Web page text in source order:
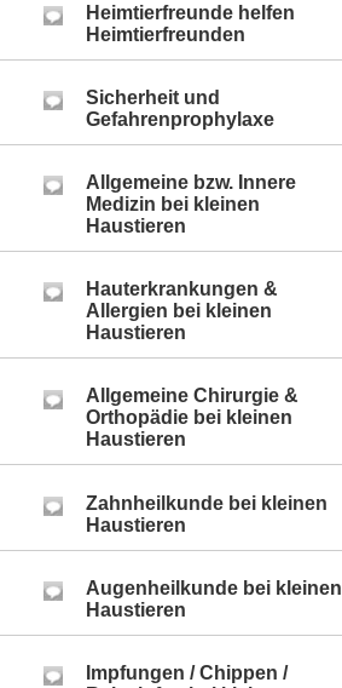
Heimtierfreunde helfen
Heimtierfreunden
Sicherheit und
Gefahrenprophylaxe
Allgemeine bzw. Innere
Medizin bei kleinen
Haustieren
Hauterkrankungen &
Allergien bei kleinen
Haustieren
Allgemeine Chirurgie &
Orthopädie bei kleinen
Haustieren
Zahnheilkunde bei kleinen
Haustieren
Augenheilkunde bei kleinen
Haustieren
Impfungen / Chippen /